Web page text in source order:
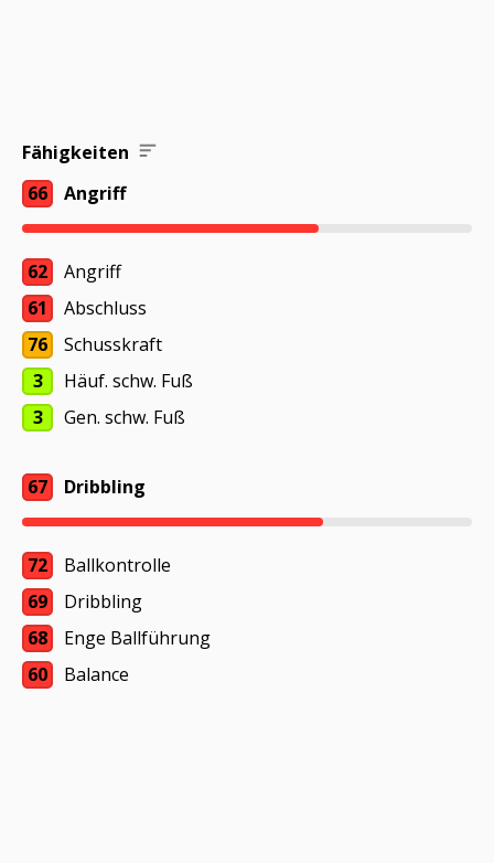
Fähigkeiten
66
Angriff
62
Angriff
61
Abschluss
76
Schusskraft
3
Häuf. schw. Fuß
3
Gen. schw. Fuß
67 Dribbling
72
Ballkontrolle
69
Dribbling
68
Enge Ballführung
60
Balance